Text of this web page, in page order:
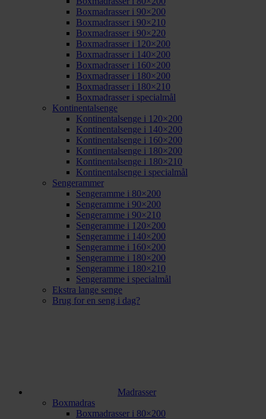
Boxmadrasser i 90×200
Boxmadrasser i 90×210
Boxmadrasser i 90×220
Boxmadrasser i 120×200
Boxmadrasser i 140×200
Boxmadrasser i 160×200
Boxmadrasser i 180×200
Boxmadrasser i 180×210
Boxmadrasser i specialmål
Kontinentalsenge
Kontinentalsenge i 120×200
Kontinentalsenge i 140×200
Kontinentalsenge i 160×200
Kontinentalsenge i 180×200
Kontinentalsenge i 180×210
Kontinentalsenge i specialmål
Sengerammer
Sengeramme i 80×200
Sengeramme i 90×200
Sengeramme i 90×210
Sengeramme i 120×200
Sengeramme i 140×200
Sengeramme i 160×200
Sengeramme i 180×200
Sengeramme i 180×210
Sengeramme i specialmål
Ekstra lange senge
Brug for en seng i dag?
Madrasser
Boxmadras
Boxmadrasser i 80×200